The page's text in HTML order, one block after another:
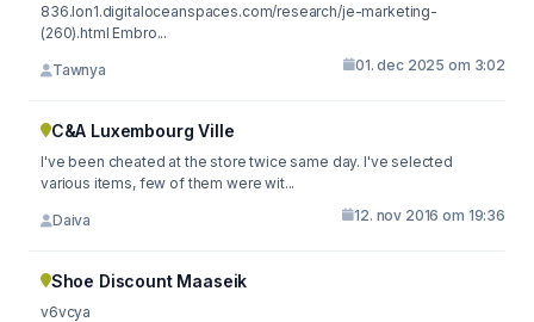
836.lon1.digitaloceanspaces.com/research/je-marketing-
(260).html Embro...
Tawnya 01. dec 2025 om 3:02
C&A Luxembourg Ville
I've been cheated at the store twice same day. I've selected
various items, few of them were wit...
Daiva 12. nov 2016 om 19:36
Shoe Discount Maaseik
v6vcya